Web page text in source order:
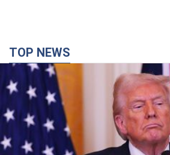
TOP NEWS